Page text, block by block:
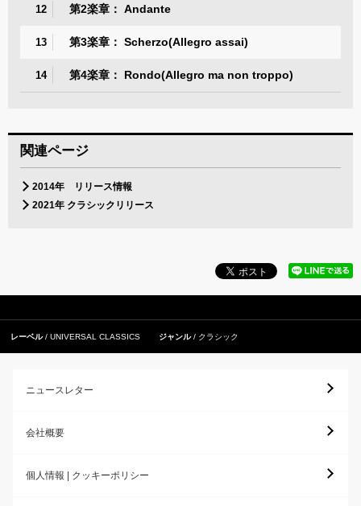
12 第2楽章： Andante
13 第3楽章： Scherzo(Allegro assai)
14 第4楽章： Rondo(Allegro ma non troppo)
関連ページ
2014年 リリース情報
2021年 クラシックリリース
レーベル UNIVERSAL CLASSICS ジャンル クラシック
ニュースレター
会社概要
個人情報 | クッキーポリシー